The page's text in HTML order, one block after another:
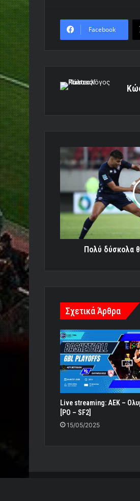
Facebook
Πολύ
δύσκολα
θα
προλάβει
ο
Ίνμπομ
Πολύ δύσκολα
Σχετικά Άρθρα
Live streaming: ΑΕΚ –
[PO – SF2]
15/05/2025